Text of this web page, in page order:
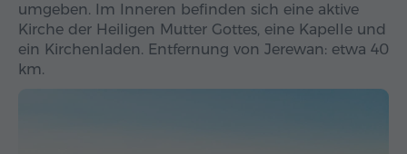
umgeben. Im Inneren befinden sich eine aktive
Kirche der Heiligen Mutter Gottes, eine Kapelle und
ein Kirchenladen. Entfernung von Jerewan: etwa 40
km.